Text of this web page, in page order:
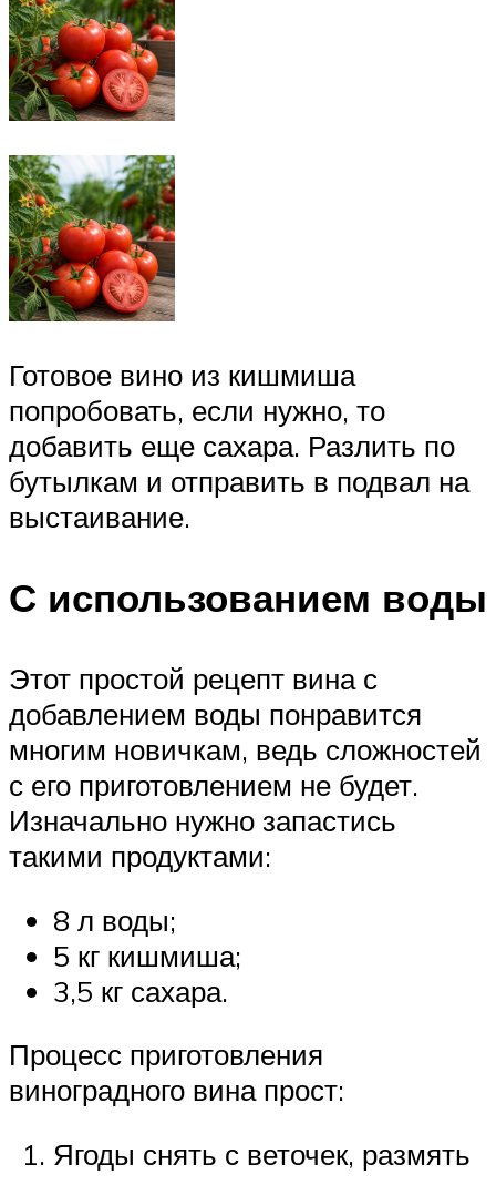
Готовое вино из кишмиша
попробовать, если нужно, то
добавить еще сахара. Разлить по
бутылкам и отправить в подвал на
выстаивание.
С использованием воды
Этот простой рецепт вина с
добавлением воды понравится
многим новичкам, ведь сложностей
с его приготовлением не будет.
Изначально нужно запастись
такими продуктами:
8 л воды;
5 кг кишмиша;
3,5 кг сахара.
Процесс приготовления
виноградного вина прост:
Ягоды снять с веточек, размять